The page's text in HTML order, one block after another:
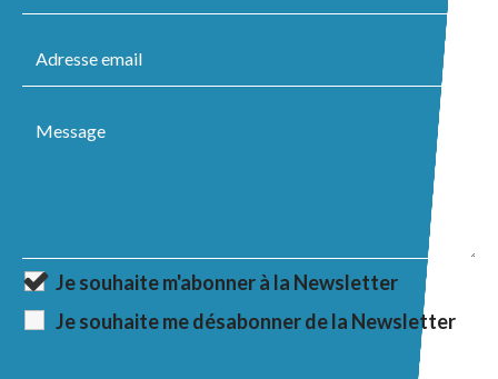
Je souhaite m'abonner à la Newsletter
Je souhaite me désabonner de la Newsletter